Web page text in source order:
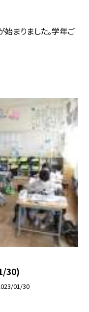
始まりました。学年ご
30)
01/30